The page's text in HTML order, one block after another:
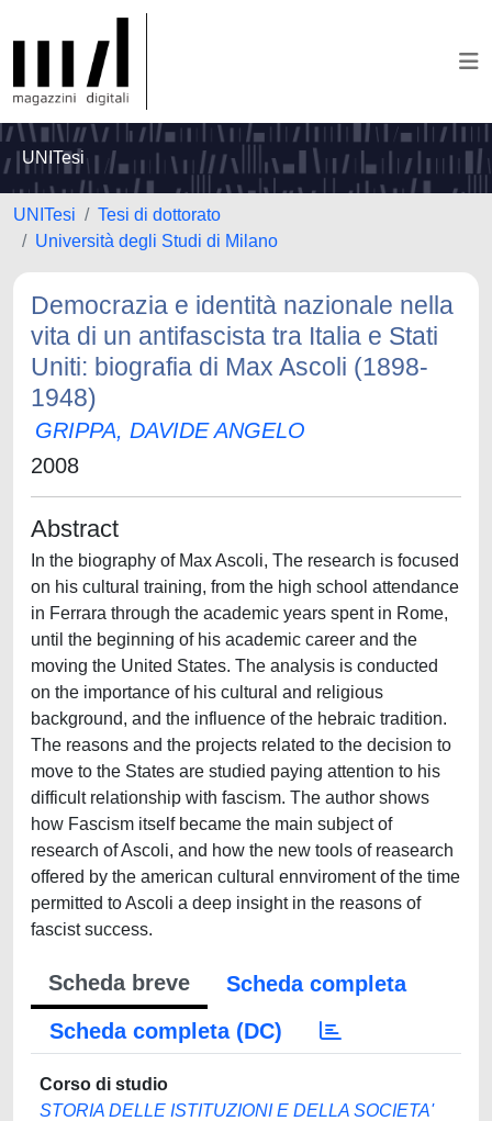
UNITesi
UNITesi
Tesi di dottorato
Università degli Studi di Milano
Democrazia e identità nazionale nella
vita di un antifascista tra Italia e Stati
Uniti: biografia di Max Ascoli (1898-
1948)
GRIPPA, DAVIDE ANGELO
2008
Abstract
In the biography of Max Ascoli, The research is focused
on his cultural training, from the high school attendance
in Ferrara through the academic years spent in Rome,
until the beginning of his academic career and the
moving the United States. The analysis is conducted
on the importance of his cultural and religious
background, and the influence of the hebraic tradition.
The reasons and the projects related to the decision to
move to the States are studied paying attention to his
difficult relationship with fascism. The author shows
how Fascism itself became the main subject of
research of Ascoli, and how the new tools of reasearch
offered by the american cultural ennviroment of the time
permitted to Ascoli a deep insight in the reasons of
fascist success.
Scheda breve
Scheda completa
Scheda completa (DC)
Corso di studio
STORIA DELLE ISTITUZIONI E DELLA SOCIETA'